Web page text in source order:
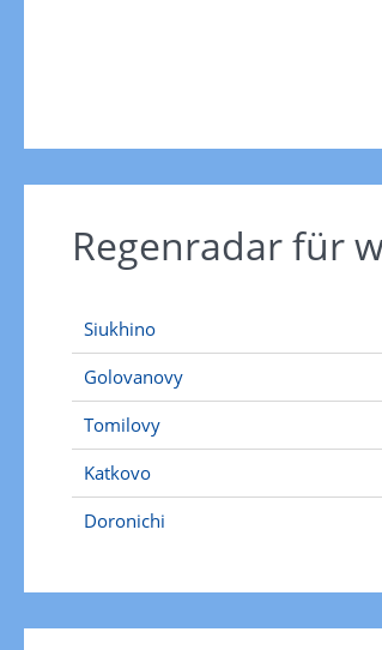
Regenradar für
Siukhino
Golovanovy
Tomilovy
Katkovo
Doronichi